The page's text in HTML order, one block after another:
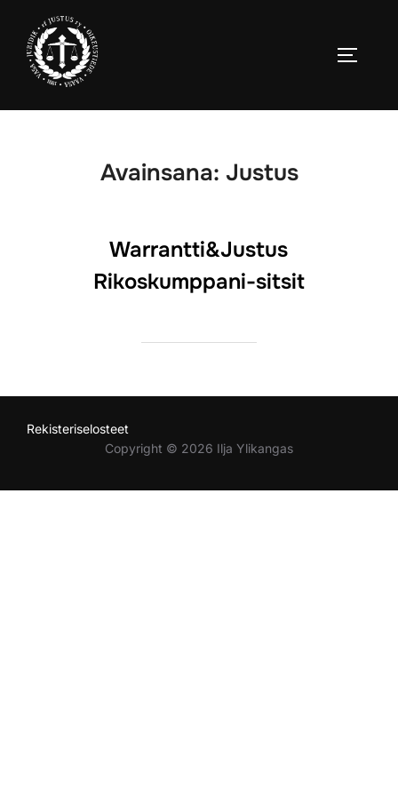
content
Avainsana: Justus
Warrantti&Justus
Rikoskumppani-sitsit
Rekisteriselosteet
Copyright © 2026 Ilja Ylikangas